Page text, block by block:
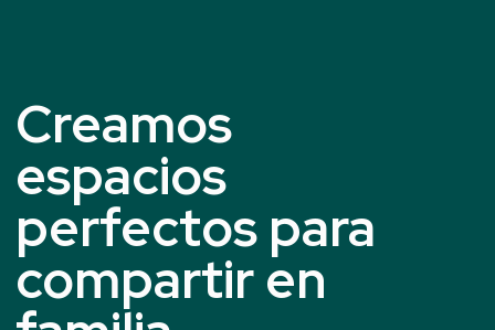
Creamos
espacios
perfectos para
compartir en